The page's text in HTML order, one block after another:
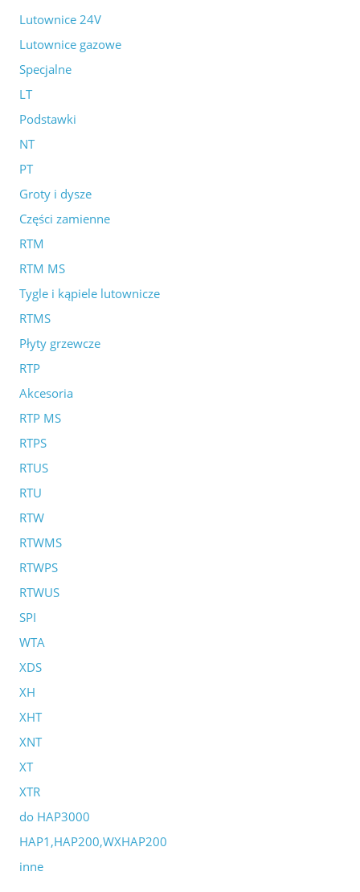
Lutownice 24V
Lutownice gazowe
Specjalne
LT
Podstawki
NT
PT
Groty i dysze
Części zamienne
RTM
RTM MS
Tygle i kąpiele lutownicze
RTMS
Płyty grzewcze
RTP
Akcesoria
RTP MS
RTPS
RTUS
RTU
RTW
RTWMS
RTWPS
RTWUS
SPI
WTA
XDS
XH
XHT
XNT
XT
XTR
do HAP3000
HAP1,HAP200,WXHAP200
inne